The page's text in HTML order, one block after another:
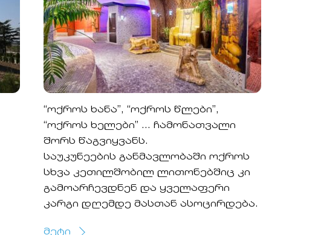
“ოქროს ხანა”, “ოქროს წლები”,
“ოქროს ხელები” … ჩამონათვალი
შორს წაგვიყვანს.
საუკუნეების განმავლობაში ოქროს
სხვა კეთილშობილ ლითონებშიც კი
გამოარჩევდნენ და ყველაფერი
კარგი დღემდე მასთან ასოცირდება.
მეტი